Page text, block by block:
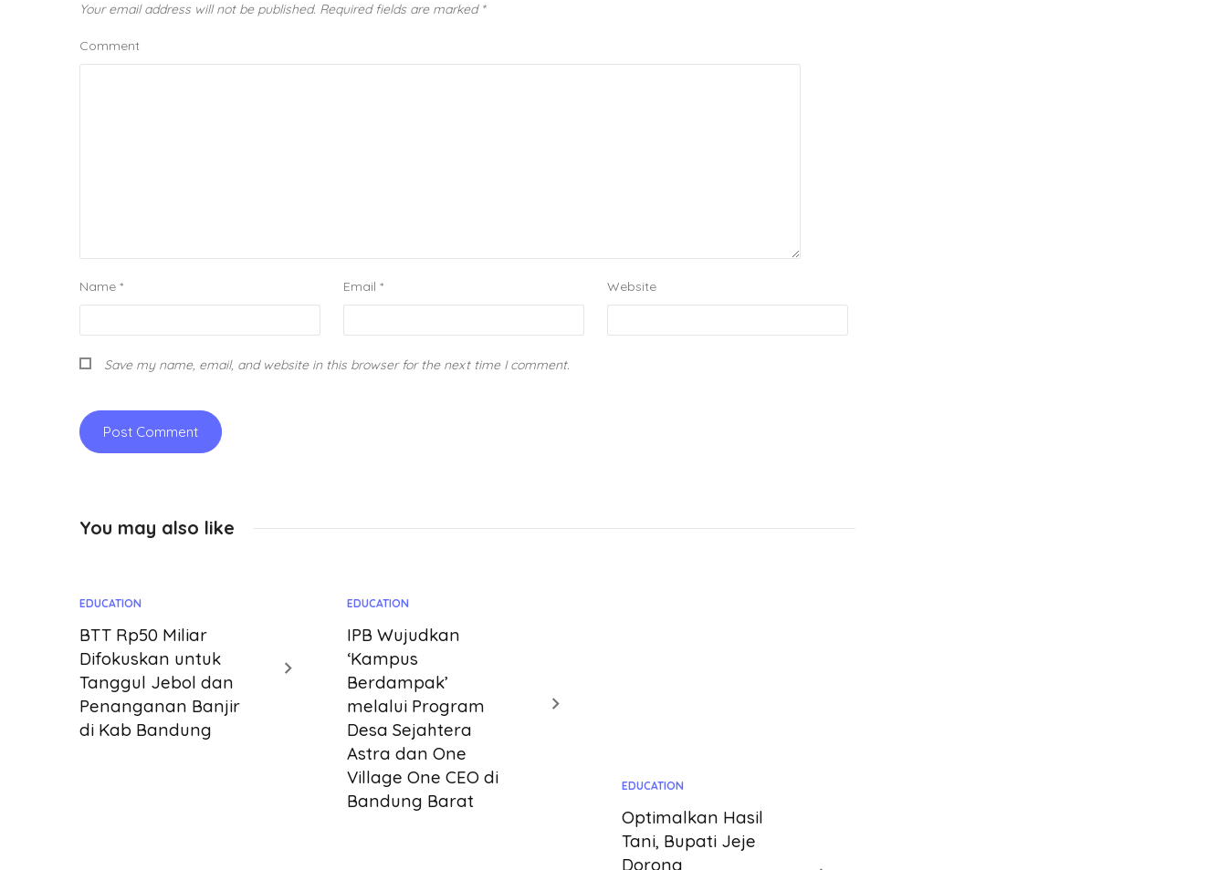
Your email address will not be published. Required fields are marked *
Comment
Name * Email * Website
Save my name, email, and website in this browser for the next time I comment.
You may also like
EDUCATION
BTT Rp50 Miliar
Difokuskan untuk
Tanggul Jebol dan
Penanganan Banjir
di Kab Bandung
EDUCATION
IPB Wujudkan
‘Kampus
Berdampak’
melalui Program
Desa Sejahtera
Astra dan One
Village One CEO di
Bandung Barat
EDUCATION
Optimalkan Hasil
Tani, Bupati Jeje
Dorong